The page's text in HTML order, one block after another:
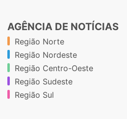
AGÊNCIA DE NOTÍCIAS
Região Norte
Região Nordeste
Região Centro-Oeste
Região Sudeste
Região Sul